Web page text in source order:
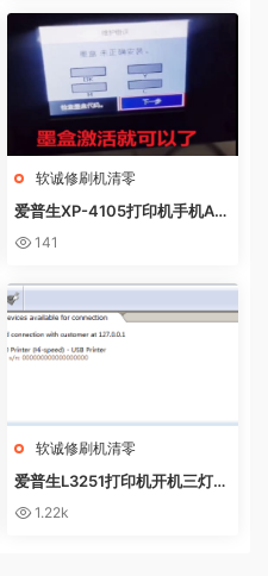
软诚修刷机清零
爱普生XP-4105打印机手机AP
P上点了更新固件之后不识别墨
141
软诚修刷机清零
爱普生L3251打印机开机三灯长
亮 无自检动作
1.22k